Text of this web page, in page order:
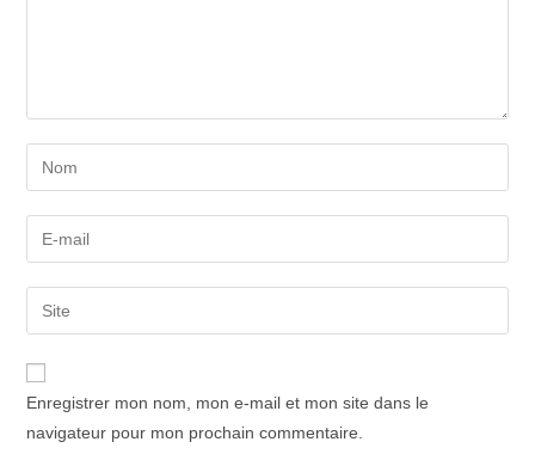
your
name
comment
your
email
address
comment
l’URL
de
Enregistrer mon nom, mon e-mail et mon site dans le
navigateur pour mon prochain commentaire.